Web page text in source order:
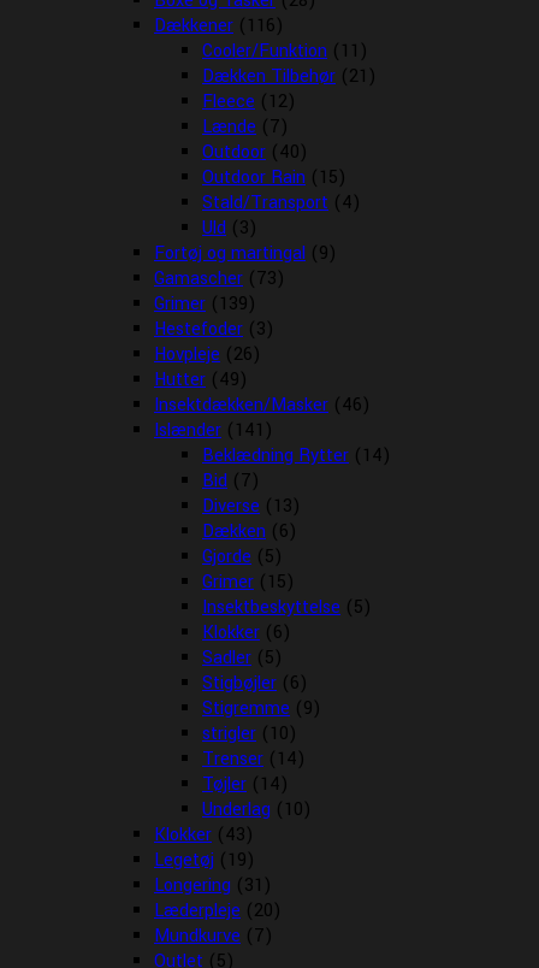
Dækkener (116)
Cooler/Funktion (11)
Dækken Tilbehør (21)
Fleece (12)
Lænde (7)
Outdoor (40)
Outdoor Rain (15)
Stald/Transport (4)
Uld (3)
Fortøj og martingal (9)
Gamascher (73)
Grimer (139)
Hestefoder (3)
Hovpleje (26)
Hutter (49)
Insektdækken/Masker (46)
Islænder (141)
Beklædning Rytter (14)
Bid (7)
Diverse (13)
Dækken (6)
Gjorde (5)
Grimer (15)
Insektbeskyttelse (5)
Klokker (6)
Sadler (5)
Stigbøjler (6)
Stigremme (9)
strigler (10)
Trenser (14)
Tøjler (14)
Underlag (10)
Klokker (43)
Legetøj (19)
Longering (31)
Læderpleje (20)
Mundkurve (7)
Outlet (5)